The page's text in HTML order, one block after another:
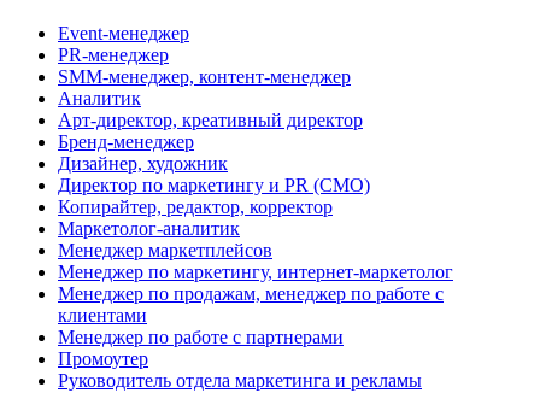
Event-менеджер
PR-менеджер
SMM-менеджер, контент-менеджер
Аналитик
Арт-директор, креативный директор
Бренд-менеджер
Дизайнер, художник
Директор по маркетингу и PR (CMO)
Копирайтер, редактор, корректор
Маркетолог-аналитик
Менеджер маркетплейсов
Менеджер по маркетингу, интернет-маркетолог
Менеджер по продажам, менеджер по работе с
клиентами
Менеджер по работе с партнерами
Промоутер
Руководитель отдела маркетинга и рекламы